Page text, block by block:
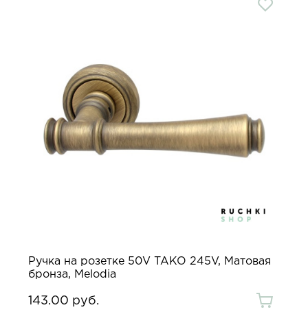
Ручка на розетке 50V TAKO 245V, Матовая
бронза, Melodia
143.00 руб.